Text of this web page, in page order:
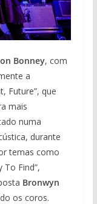
Bonney, com
a
Future”, que
mais
numa
durante
temas como
To Find”,
Bronwyn
os coros.